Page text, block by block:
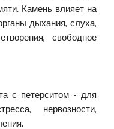
Камень влияет на
дыхания, слуха,
свободное
с петерситом - для
нервозности,